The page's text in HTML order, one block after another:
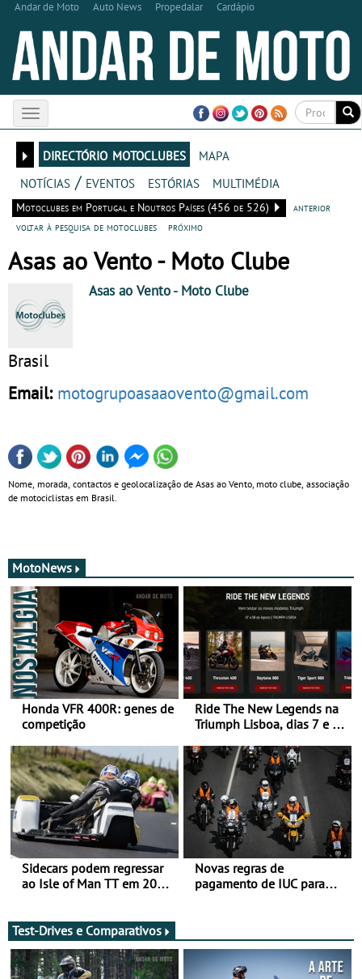
Andar de Moto Auto News Propedalar Cardápio
Toggle
navigation
directório motoclubes
mapa
notícias / eventos
estórias multimédia
Motoclubes em Portugal e Noutros Países (456 de 526)
anterior
voltar à pesquisa de motoclubes
próximo
Asas ao Vento - Moto Clube
Asas ao Vento- Moto Clube
Brasil
Email: motogrupoasaaovento@gmail.com
Nome, morada, contactos e geolocalização de Asas ao Vento, moto clube, associação
de motociclistas em Brasil.
MotoNews
Honda VFR 400R: genes de
competição
Ride The New Legends na
Triumph Lisboa, dias 7 e 8
Sidecars podem regressar
ao Isle of Man TT em 2027
Novas regras de
pagamento de IUC para
Test-Drives e Comparativos